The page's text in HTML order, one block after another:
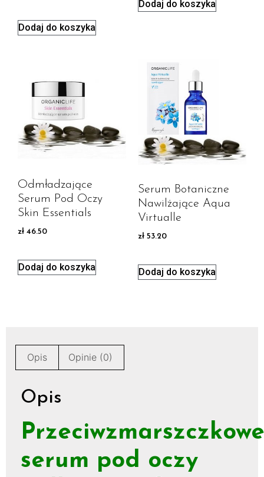
Dodaj do koszyka
Dodaj do koszyka
Odmładzające
Serum Pod Oczy
Skin Essentials
zł 46.50
Dodaj do koszyka
Serum Botaniczne
Nawilżające Aqua
Virtualle
zł 53.20
Dodaj do koszyka
Opis Opinie (0)
Opis
Przeciwzmarszczkowe
serum pod oczy